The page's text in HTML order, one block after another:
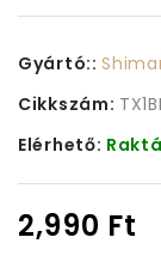
Gyártó::
Cikkszám:
Elérhető:
2,990 Ft